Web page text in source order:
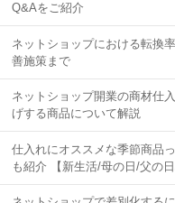
Q&Aをご紹介
ネットショップにおける転換
善施策まで
ネットショップ開業の商材仕
げする商品について解説
仕入れにオススメな季節商品
も紹介 【新生活/母の日/父の